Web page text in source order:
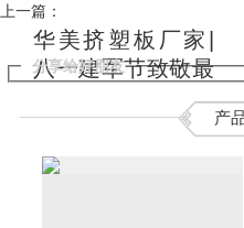
上一篇：
华美挤塑板厂家|
八一建军节致敬最
分享给好朋友
产